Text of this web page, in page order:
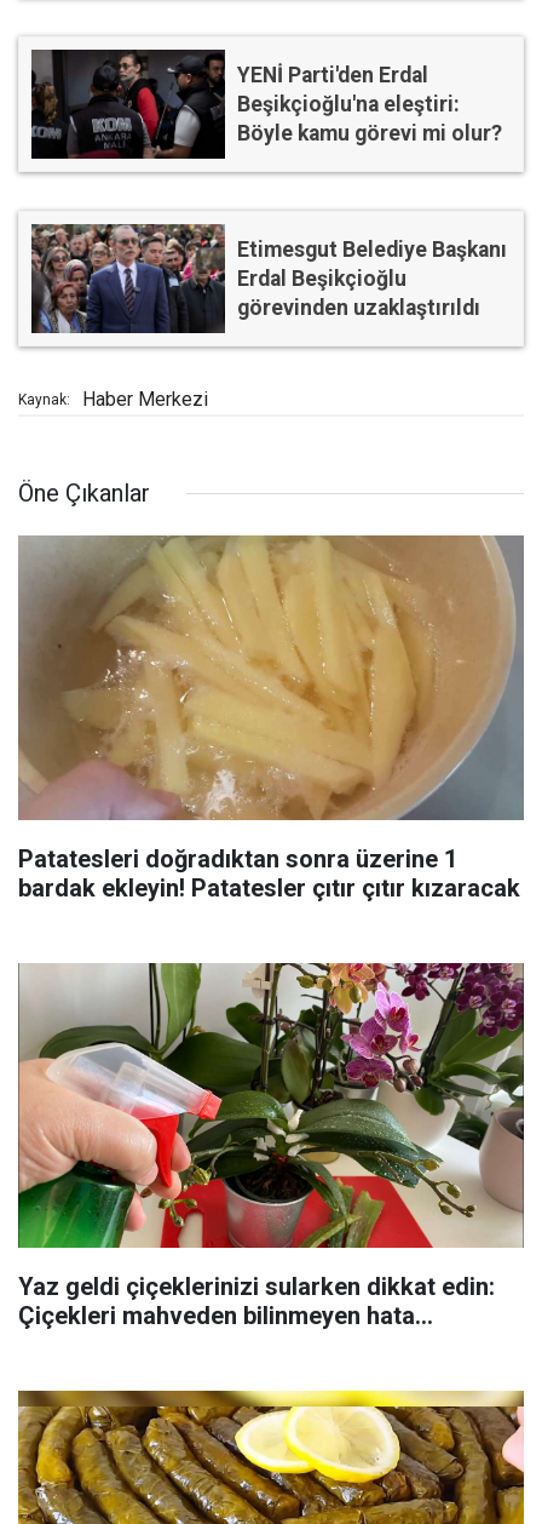
YENİ Parti'den Erdal
Beşikçioğlu'na eleştiri:
Böyle kamu görevi mi olur?
Etimesgut Belediye Başkanı
Erdal Beşikçioğlu
görevinden uzaklaştırıldı
Kaynak: Haber Merkezi
Öne Çıkanlar
Patatesleri doğradıktan sonra üzerine 1
bardak ekleyin! Patatesler çıtır çıtır kızaracak
Yaz geldi çiçeklerinizi sularken dikkat edin:
Çiçekleri mahveden bilinmeyen hata...